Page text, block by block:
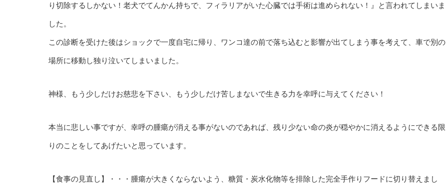
り切除するしかない！老犬でてんかん持ちで、フィラリアがいた心臓では手術は進められない！』と言われてしまいま
した。
この診断を受けた後はショックで一度自宅に帰り、ワンコ達の前で落ち込むと影響が出てしまう事を考えて、車で別の
場所に移動し独り泣いてしまいました。
神様、もう少しだけお慈悲を下さい、もう少しだけ苦しまないで生きる力を幸呼に与えてください！
本当に悲しい事ですが、幸呼の腫瘍が消える事がないのであれば、残り少ない命の炎が穏やかに消えるようにできる限
りのことをしてあげたいと思っています。
【食事の見直し】・・・腫瘍が大きくならないよう、糖質・炭水化物等を排除した完全手作りフードに切り替えまし